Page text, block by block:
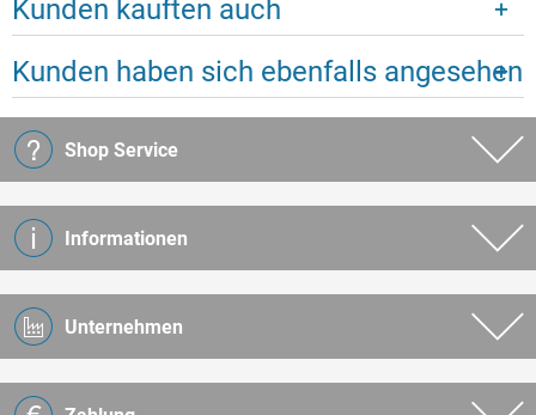
Kunden kauften auch
Kunden haben sich ebenfalls angesehen
Shop Service
Informationen
Unternehmen